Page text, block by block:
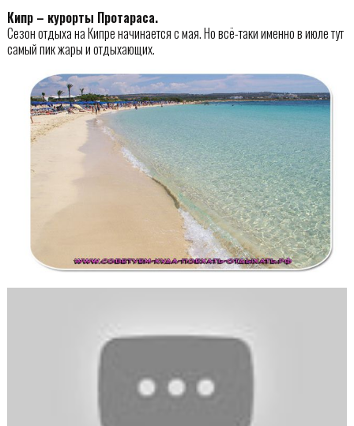
Кипр – курорты Протараса.
Сезон отдыха на Кипре начинается с мая. Но всё-таки именно в июле тут
самый пик жары и отдыхающих.